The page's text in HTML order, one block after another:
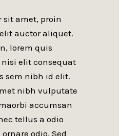
sit amet, proin
auctor aliquet.
lorem quis
elit consequat
sem nibh id elit.
nibh vulputate
accumsan
tellus a odio
odio. Sed